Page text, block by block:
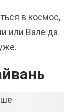
в космос,
или Вале да